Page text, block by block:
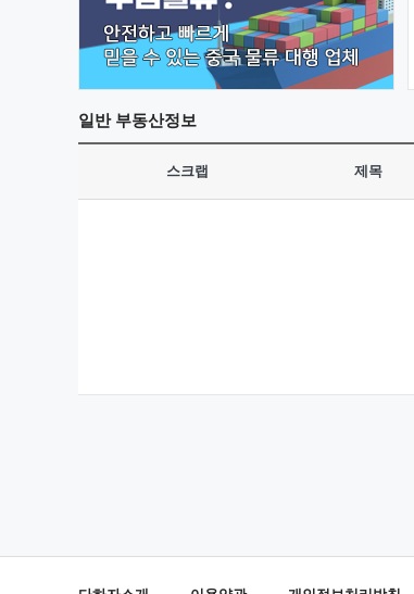
일반부동산정보
스크랩 제목